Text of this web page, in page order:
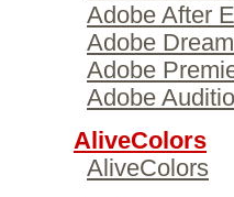
Adobe After
Adobe
Adobe
Adobe
AliveColors
AliveColors